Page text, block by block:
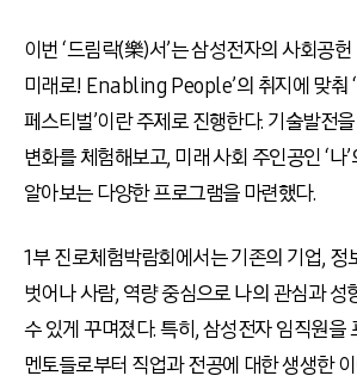
이번 ‘드림락(樂)서’는 삼성전자의 사회공
미래로! Enabling People’의 취지에 맞춰
페스티벌’이란 주제로 진행한다. 기술발전
변화를 체험해보고, 미래 사회 주인공인 ‘나
알아보는 다양한 프로그램을 마련했다.
1부 진로체험박람회에서는 기존의 기업, 정
벗어나 사람, 역량 중심으로 나의 관심과 성
수 있게 꾸며졌다. 특히, 삼성전자 임직원을
멘토들로부터 직업과 전공에 대한 생생한